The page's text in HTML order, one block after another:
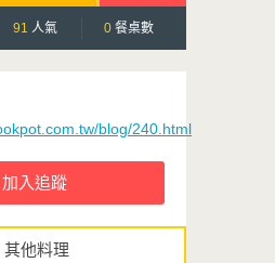
91 人氣 0 餐桌數
blog/240.html
其他料理